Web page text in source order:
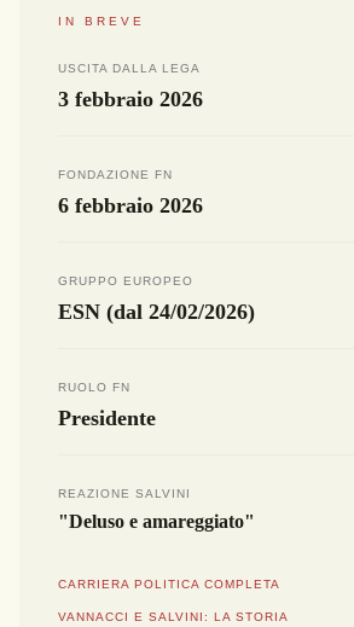
IN BREVE
USCITA DALLA LEGA
3 febbraio 2026
FONDAZIONE FN
6 febbraio 2026
GRUPPO EUROPEO
ESN (dal 24/02/2026)
RUOLO FN
Presidente
REAZIONE SALVINI
"Deluso e amareggiato"
CARRIERA POLITICA COMPLETA
VANNACCI E SALVINI: LA STORIA